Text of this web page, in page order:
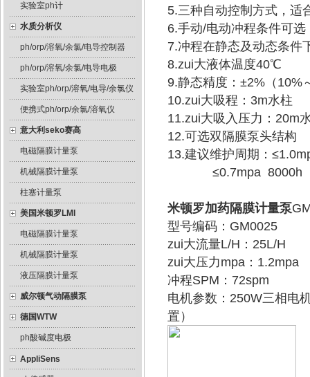
实验室ph计
水质分析仪
ph/orp/溶氧/余氯/电导控制器
ph/orp/溶氧/余氯/电导电极
实验室ph/orp/溶氧/电导/余氯仪
便携式ph/orp/余氯/溶氧仪
意大利seko赛高
电磁隔膜计量泵
机械隔膜计量泵
柱塞计量泵
美国米顿罗LMI
电磁隔膜计量泵
机械隔膜计量泵
液压隔膜计量泵
威尔顿气动隔膜泵
德国WTW
ph酸碱度电极
AppliSens
5.三种自动控制方式，适
6.手动/电动冲程条件可选
7.冲程在静态及动态条件
8.zui大液体温度40℃
9.静态精度：±2%（10%
10.zui大吸程：3m水柱
11.zui大吸入压力：20m
12.可选双隔膜泵头结构
13.建议维护周期：
≤0.7mpa 8000h
米顿罗加药隔膜计量泵
型号编码：GM0025
zui大流量L/H：25L/H
zui大压力mpa：1.2mpa
冲程SPM：72spm
电机参数：250W三相电
置）